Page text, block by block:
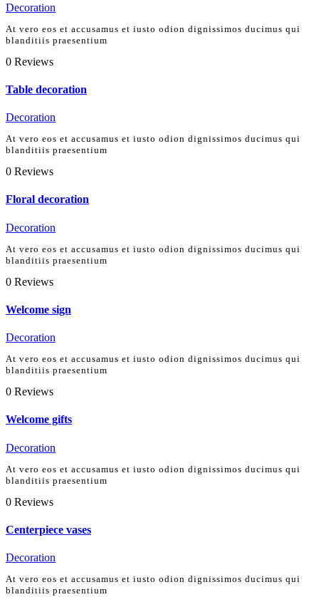
Decoration
At vero eos et accusamus et iusto odion dignissimos ducimus qui
blanditiis praesentium
0 Reviews
Table decoration
Decoration
At vero eos et accusamus et iusto odion dignissimos ducimus qui
blanditiis praesentium
0 Reviews
Floral decoration
Decoration
At vero eos et accusamus et iusto odion dignissimos ducimus qui
blanditiis praesentium
0 Reviews
Welcome sign
Decoration
At vero eos et accusamus et iusto odion dignissimos ducimus qui
blanditiis praesentium
0 Reviews
Welcome gifts
Decoration
At vero eos et accusamus et iusto odion dignissimos ducimus qui
blanditiis praesentium
0 Reviews
Centerpiece vases
Decoration
At vero eos et accusamus et iusto odion dignissimos ducimus qui
blanditiis praesentium